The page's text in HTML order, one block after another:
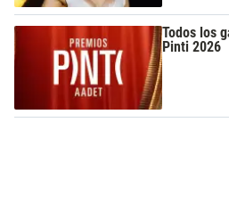
Todos los
Pinti 2026